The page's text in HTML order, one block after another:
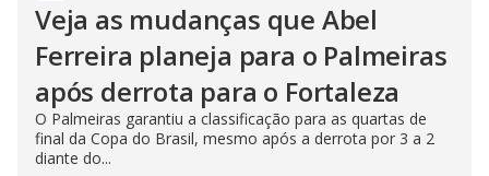
Veja as mudanças que Abel
Ferreira planeja para o Palmeiras
após derrota para o Fortaleza
O Palmeiras garantiu a classificação para as quartas de
final da Copa do Brasil, mesmo após a derrota por 3 a 2
diante do...